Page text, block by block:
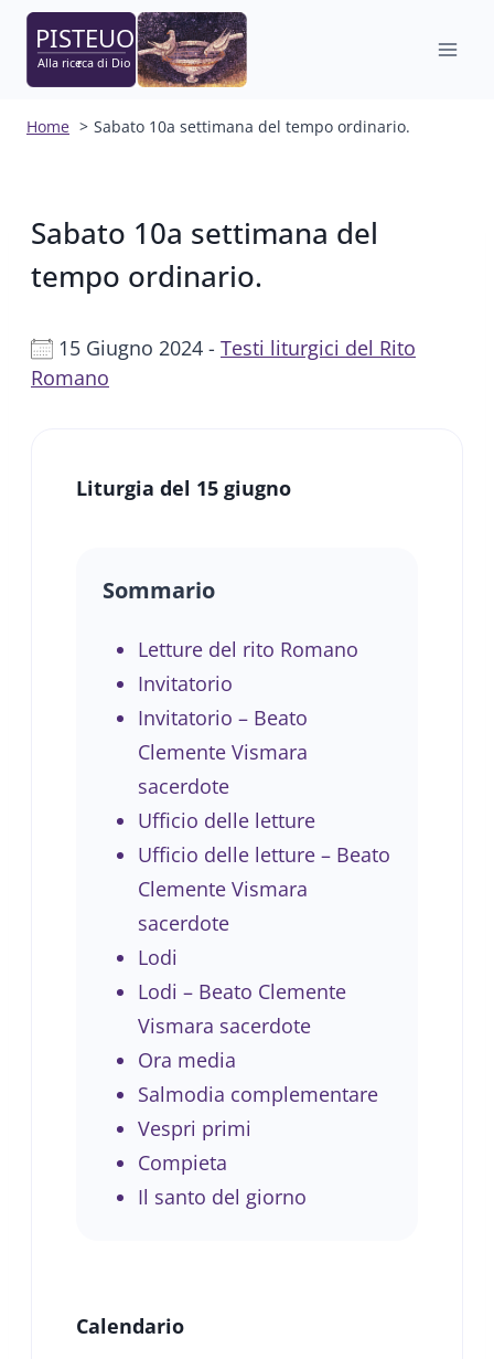
Salta
contenuto
Home Sabato 10a settimana del tempo ordinario.
Sabato 10a settimana del
tempo ordinario.
15 Giugno 2024 - Testi liturgici del Rito
Romano
Liturgia del 15 giugno
Sommario
Letture del rito Romano
Invitatorio
Invitatorio – Beato
Clemente Vismara
sacerdote
Ufficio delle letture
Ufficio delle letture – Beato
Clemente Vismara
sacerdote
Lodi
Lodi – Beato Clemente
Vismara sacerdote
Ora media
Salmodia complementare
Vespri primi
Compieta
Il santo del giorno
Calendario